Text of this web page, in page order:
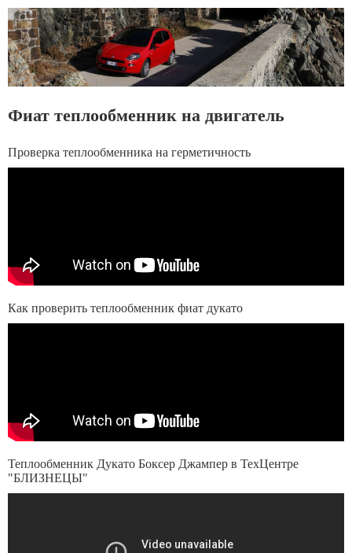
Фиат теплообменник на двигатель
Проверка теплообменника на герметичность
Как проверить теплообменник фиат дукато
Теплообменник Дукато Боксер Джампер в ТехЦентре
"БЛИЗНЕЦЫ"